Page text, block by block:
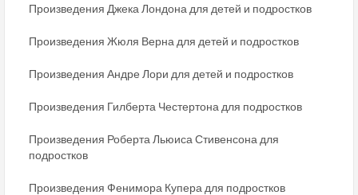
Произведения Джека Лондона для детей и подростков
Произведения Жюля Верна для детей и подростков
Произведения Андре Лори для детей и подростков
Произведения Гилберта Честертона для подростков
Произведения Роберта Льюиса Стивенсона для
подростков
Произведения Фенимора Купера для подростков